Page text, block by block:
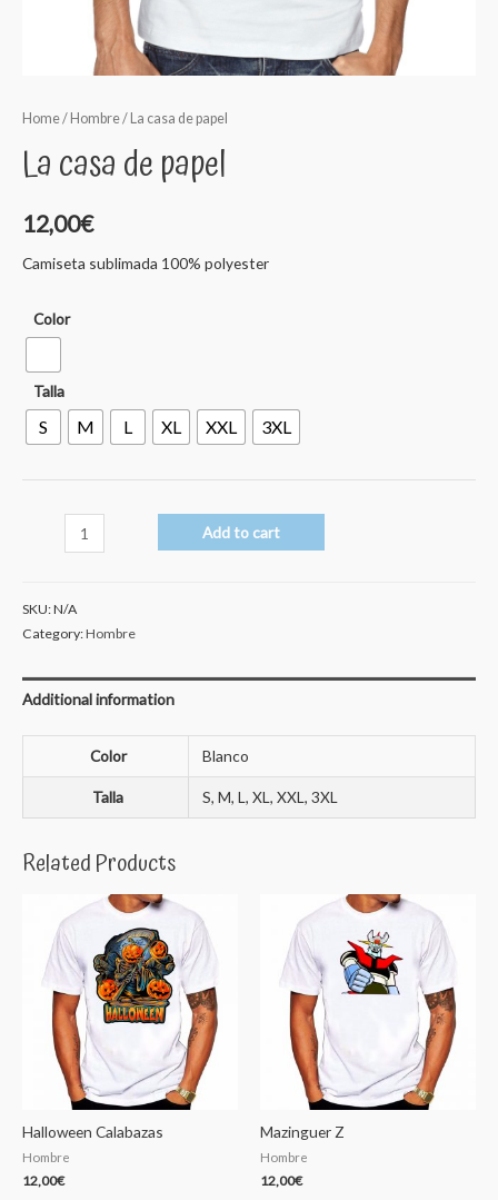
Home/ Hombre/ La casa de papel
La casa de papel
12,00€
Camiseta sublimada 100% polyester
Color
Talla
S M L XL XXL 3XL
papel
quantity
Add to cart
SKU:N/A
Category:Hombre
Additional information
Color Blanco
Talla S, M, L, XL, XXL, 3XL
Related Products
Halloween Calabazas
Hombre
12,00€
Mazinguer Z
Hombre
12,00€